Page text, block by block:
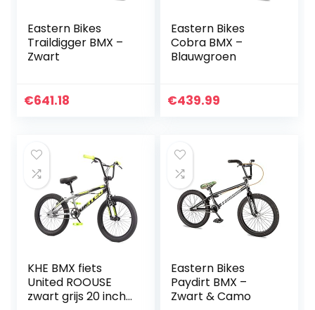
Eastern Bikes
Traildigger BMX –
Zwart
€641.18
Eastern Bikes
Cobra BMX –
Blauwgroen
€439.99
KHE BMX fiets
United ROOUSE
zwart grijs 20 inch
Eastern Bikes
Paydirt BMX –
Zwart & Camo